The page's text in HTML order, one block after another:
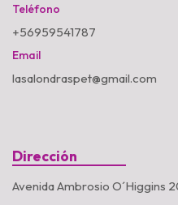
Teléfono
+56959541787
Email
lasalondraspet@gmail.com
Dirección
Avenida Ambrosio O´Higgins